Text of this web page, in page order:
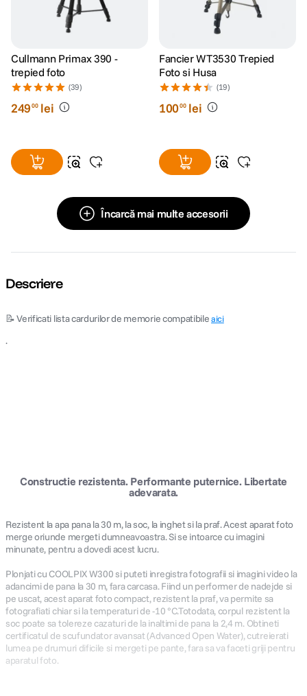
Cullmann Primax 390 -
trepied foto
(39)
24900 lei
Fancier WT3530 Trepied
Foto si Husa
(19)
10000 lei
Încarcă mai multe accesorii
Descriere
📝 Verificati lista cardurilor de memorie compatibileaici
.
Constructie rezistenta. Performante puternice. Libertate
adevarata.
Rezistent la apa pana la 30 m, la soc, la inghet si la praf. Acest aparat foto
merge oriunde mergeti dumneavoastra. Si se intoarce cu imagini
minunate, pentru a dovedi acest lucru.
Plonjati cu COOLPIX W300 si puteti inregistra fotografii si imagini video la
adancimi de pana la 30 m, fara carcasa. Fiind un performer de nadejde si
pe uscat, acest aparat foto compact, rezistent la praf, va permite sa
fotografiati chiar si la temperaturi de -10 °C.Totodata, corpul rezistent la
soc poate sa tolereze cazaturi de la inaltimi de pana la 2,4 m. Obtineti
certificatul de scufundator avansat (Advanced Open Water), cutreierati
lumea pe drumuri dificile si mergeti pe pante, fara sa va faceti griji pentru
aparatul foto.